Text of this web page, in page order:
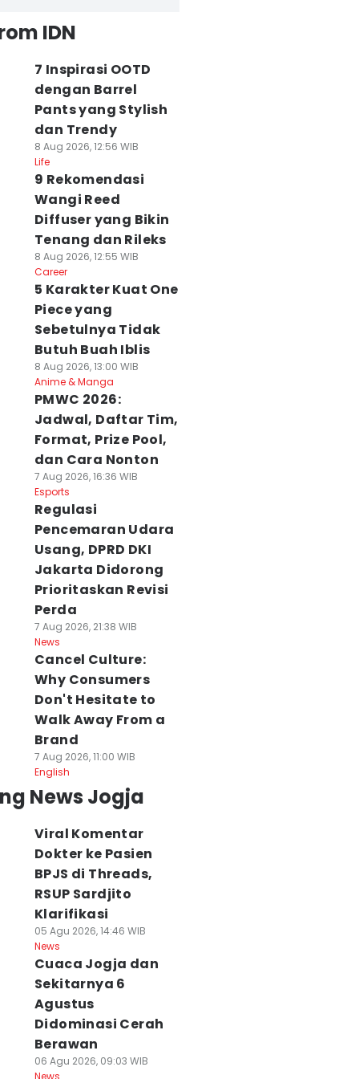
IDN
7 Inspirasi OOTD
dengan Barrel
Pants yang Stylish
dan Trendy
8 Aug 2026, 12:56 WIB
Life
9 Rekomendasi
Wangi Reed
Diffuser yang Bikin
Tenang dan Rileks
8 Aug 2026, 12:55 WIB
Career
5 Karakter Kuat One
Piece yang
Sebetulnya Tidak
Butuh Buah Iblis
8 Aug 2026, 13:00 WIB
Anime & Manga
PMWC 2026:
Jadwal, Daftar Tim,
Format, Prize Pool,
dan Cara Nonton
7 Aug 2026, 16:36 WIB
Esports
Regulasi
Pencemaran Udara
Usang, DPRD DKI
Jakarta Didorong
Prioritaskan Revisi
Perda
7 Aug 2026, 21:38 WIB
News
Cancel Culture:
Why Consumers
Don't Hesitate to
Walk Away From a
Brand
7 Aug 2026, 11:00 WIB
English
News Jogja
Viral Komentar
Dokter ke Pasien
BPJS di Threads,
RSUP Sardjito
Klarifikasi
05 Agu 2026, 14:46 WIB
News
Cuaca Jogja dan
Sekitarnya 6
Agustus
Didominasi Cerah
Berawan
06 Agu 2026, 09:03 WIB
News